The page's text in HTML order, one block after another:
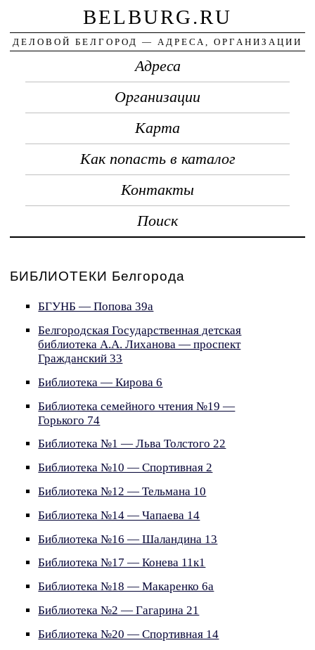
BELBURG.RU
ДЕЛОВОЙ БЕЛГОРОД — АДРЕСА, ОРГАНИЗАЦИИ
Адреса
Организации
Карта
Как попасть в каталог
Контакты
Поиск
БИБЛИОТЕКИ Белгорода
БГУНБ — Попова 39а
Белгородская Государственная детская
библиотека А.А. Лиханова — проспект
Гражданский 33
Библиотека — Кирова 6
Библиотека семейного чтения №19 —
Горького 74
Библиотека №1 — Льва Толстого 22
Библиотека №10 — Спортивная 2
Библиотека №12 — Тельмана 10
Библиотека №14 — Чапаева 14
Библиотека №16 — Шаландина 13
Библиотека №17 — Конева 11к1
Библиотека №18 — Макаренко 6а
Библиотека №2 — Гагарина 21
Библиотека №20 — Спортивная 14